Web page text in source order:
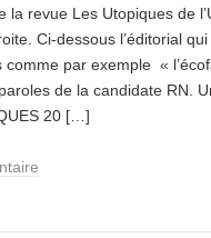
la revue Les Utopiques de
Ci-dessous l’éditorial
comme par exemple «
de la candidate RN.
20 […]